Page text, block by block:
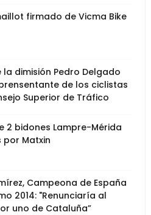
firmado de Vicma Bike
dimisión Pedro Delgado
de los ciclistas
Superior de Tráfico
2 bidones Lampre-Mérida
Matxin
Campeona de España
2014: "Renunciaría al
uno de Cataluña”